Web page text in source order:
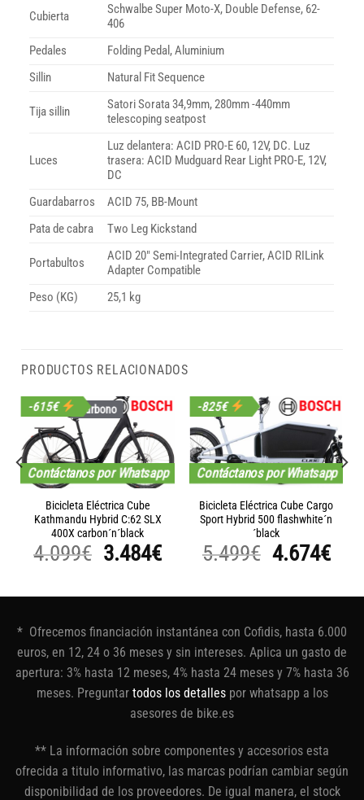
Cubierta
Schwalbe Super Moto-X, Double Defense, 62-
406
Pedales
Folding Pedal, Aluminium
Sillin
Natural Fit Sequence
Tija sillin
Satori Sorata 34,9mm, 280mm -440mm
telescoping seatpost
Luces
Luz delantera: ACID PRO-E 60, 12V, DC. Luz
trasera: ACID Mudguard Rear Light PRO-E, 12V,
DC
Guardabarros
ACID 75, BB-Mount
Pata de cabra
Two Leg Kickstand
Portabultos
ACID 20″ Semi-Integrated Carrier, ACID RILink
Adapter Compatible
Peso (KG)
25,1 kg
PRODUCTOS RELACIONADOS
Carbono
Contáctanos por Whatsapp
-615€
Bicicleta Eléctrica Cube
Kathmandu Hybrid C:62 SLX
400X carbon´n´black
4.099€ El
original
4.099€.
3.484€El
actual
3.484€.
Contáctanos por Whatsapp
-825€
Bicicleta Eléctrica Cube Cargo
Sport Hybrid 500 flashwhite´n
´black
5.499€ El
original
5.499€.
4.674€El
* Ofrecemos financiación instantánea con Cofidis, hasta 6.000
euros, en 12, 24 o 36 meses y sin intereses. Aplica un gasto de
apertura: 3% hasta 12 meses, 4% hasta 24 meses y 7% hasta 36
meses. Preguntar todos los detallespor whatsapp a los
asesores de bike.es
** La información sobre componentes y accesorios esta
ofrecida a titulo informativo, las marcas podrían cambiar según
disponibilidad de los proveedores. De igual manera, el stock